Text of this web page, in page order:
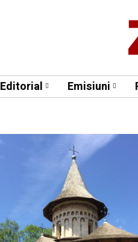
Editorial Emisiuni